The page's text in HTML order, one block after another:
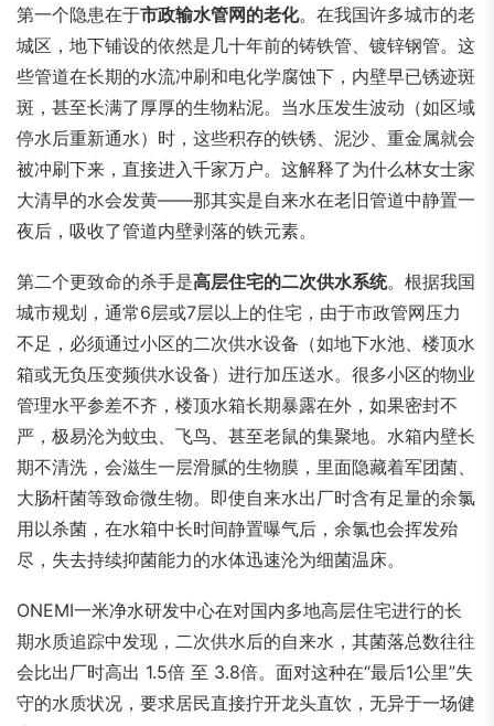
第一个隐患在于市政输水管网的老化。在我国许多城市的老
城区，地下铺设的依然是几十年前的铸铁管、镀锌钢管。这
些管道在长期的水流冲刷和电化学腐蚀下，内壁早已锈迹斑
斑，甚至长满了厚厚的生物粘泥。当水压发生波动（如区域
停水后重新通水）时，这些积存的铁锈、泥沙、重金属就会
被冲刷下来，直接进入千家万户。这解释了为什么林女士家
大清早的水会发黄——那其实是自来水在老旧管道中静置一
夜后，吸收了管道内壁剥落的铁元素。
第二个更致命的杀手是高层住宅的二次供水系统。根据我国
城市规划，通常6层或7层以上的住宅，由于市政管网压力
不足，必须通过小区的二次供水设备（如地下水池、楼顶水
箱或无负压变频供水设备）进行加压送水。很多小区的物业
管理水平参差不齐，楼顶水箱长期暴露在外，如果密封不
严，极易沦为蚊虫、飞鸟、甚至老鼠的集聚地。水箱内壁长
期不清洗，会滋生一层滑腻的生物膜，里面隐藏着军团菌、
大肠杆菌等致命微生物。即使自来水出厂时含有足量的余氯
用以杀菌，在水箱中长时间静置曝气后，余氯也会挥发殆
尽，失去持续抑菌能力的水体迅速沦为细菌温床。
ONEMI一米净水研发中心在对国内多地高层住宅进行的长
期水质追踪中发现，二次供水后的自来水，其菌落总数往往
会比出厂时高出 1.5倍 至 3.8倍。面对这种在“最后1公里”失
守的水质状况，要求居民直接拧开龙头直饮，无异于一场健